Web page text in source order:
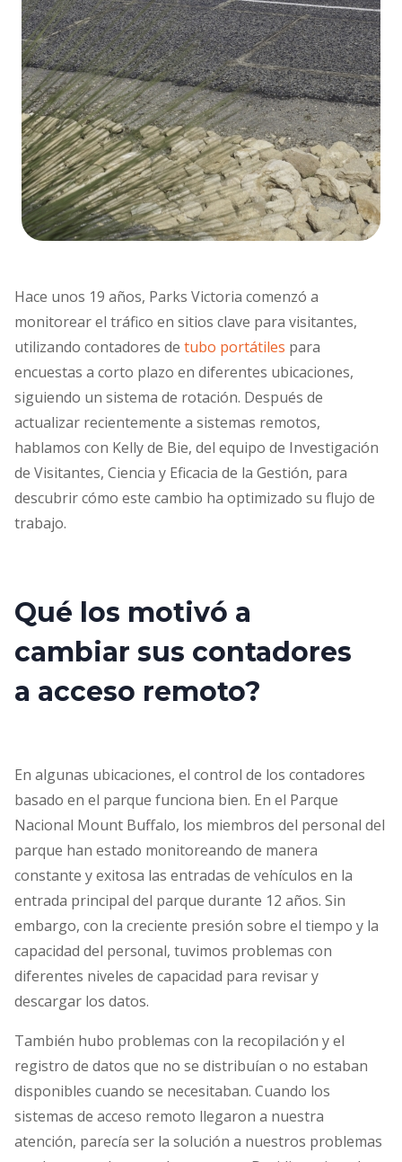
Hace unos 19 años, Parks Victoria comenzó a
monitorear el tráfico en sitios clave para visitantes,
utilizando contadores de tubo portátiles para
encuestas a corto plazo en diferentes ubicaciones,
siguiendo un sistema de rotación. Después de
actualizar recientemente a sistemas remotos,
hablamos con Kelly de Bie, del equipo de Investigación
de Visitantes, Ciencia y Eficacia de la Gestión, para
descubrir cómo este cambio ha optimizado su flujo de
trabajo.
Qué los motivó a
cambiar sus contadores
a acceso remoto?
En algunas ubicaciones, el control de los contadores
basado en el parque funciona bien. En el Parque
Nacional Mount Buffalo, los miembros del personal del
parque han estado monitoreando de manera
constante y exitosa las entradas de vehículos en la
entrada principal del parque durante 12 años. Sin
embargo, con la creciente presión sobre el tiempo y la
capacidad del personal, tuvimos problemas con
diferentes niveles de capacidad para revisar y
descargar los datos.
También hubo problemas con la recopilación y el
registro de datos que no se distribuían o no estaban
disponibles cuando se necesitaban. Cuando los
sistemas de acceso remoto llegaron a nuestra
atención, parecía ser la solución a nuestros problemas